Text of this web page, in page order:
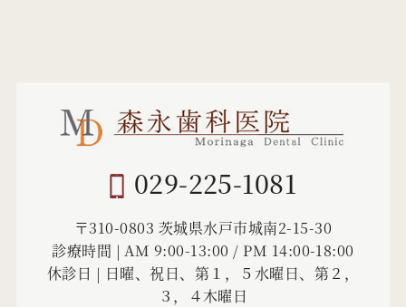
029-225-1081
〒310-0803 茨城県水戸市城南2-15-30
診療時間 | AM 9:00-13:00 / PM 14:00-18:00
休診日 | 日曜、祝日、第１，５水曜日、第２，
３，４木曜日